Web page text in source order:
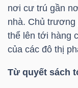
nơi cư trú gần
nhà. Chủ trương
thể lên tới hàng
của các đô thị
Từ quyết sách
VẬT